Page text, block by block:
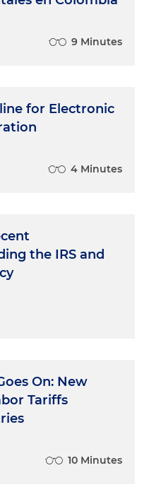
9 Minutes
for Electronic
4 Minutes
the IRS and
On: New
Tariffs
10 Minutes